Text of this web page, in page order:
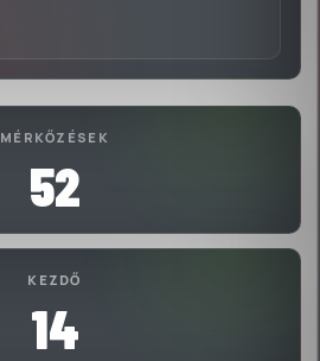
MÉRKŐZÉSEK
52
KEZDŐ
14